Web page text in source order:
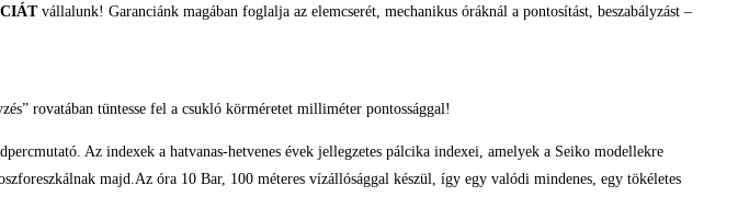
vállalunk! Garanciánk magában foglalja az elemcserét, mechanikus óráknál a pontosítást, beszabályzást –
rovatában tüntesse fel a csukló körméretet milliméter pontossággal!
Az indexek a hatvanas-hetvenes évek jellegzetes pálcika indexei, amelyek a Seiko modellekre
majd.Az óra 10 Bar, 100 méteres vízállósággal készül, így egy valódi mindenes, egy tökéletes